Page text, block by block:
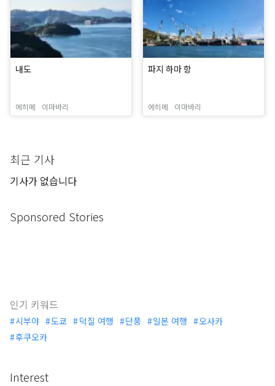
내도
에히메 이마바리
파지 하마 항
에히메 이마바리
최근 기사
기사가 없습니다
Sponsored Stories
인기 키워드
시부야 도쿄 덕질 여행 단풍 일본 여행
오사카
후쿠오카
Interest